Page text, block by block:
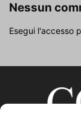
Nessun
Esegui l'accesso